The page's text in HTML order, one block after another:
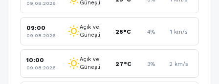
09.08.2026 Güneşli
09:00
09.08.2026 wb_sunnyAçık ve
Güneşli
26°C 4% 1 km/s
10:00
09.08.2026 wb_sunnyAçık ve
Güneşli
27°C 3% 2 km/s